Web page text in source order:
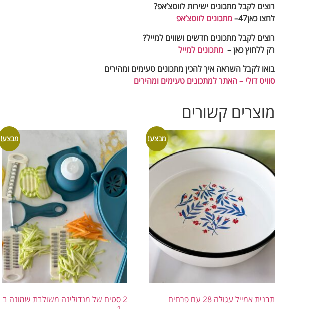
רוצים לקבל מתכונים ישירות לווטצ’אפ?
לחצו כאן47–
מתכונים לווטצ’אפ
רוצים לקבל מתכונים חדשים ושווים למייל?
רק ללחוץ כאן – מתכונים למייל
בואו לקבל השראה איך להכין מתכונים טעימים ומהירים
סוויט דולי – האתר למתכונים טעימים ומהירים
מוצרים קשורים
מבצע!
תבנית אמייל עגולה 28 עם פרחים
מבצע!
2 סטים של מנדולינה משולבת שמונה ב